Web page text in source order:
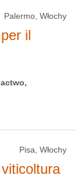
Palermo, Włochy
il
Pisa, Włochy